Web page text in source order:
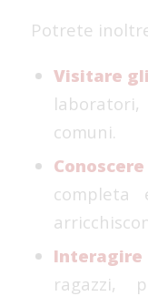
Potrete
Visitare
comuni.
Interagire
ragazzi,